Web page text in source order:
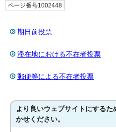
ページ番号1002448
期日前投票
滞在地における不在者投票
郵便等による不在者投票
より良いウェブサイトにする
かせください。